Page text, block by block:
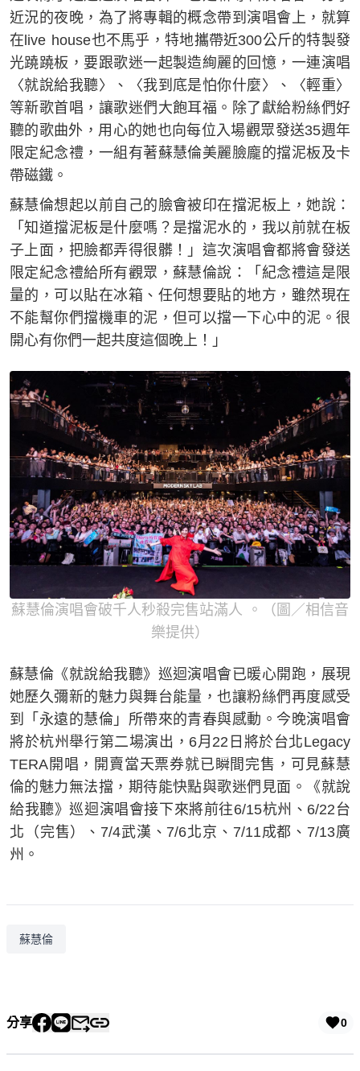
近況的夜晚，為了將專輯的概念帶到演唱會上，就算
在live house也不馬乎，特地攜帶近300公斤的特製發
光蹺蹺板，要跟歌迷一起製造絢麗的回憶，一連演唱
〈就說給我聽〉、〈我到底是怕你什麼〉、〈輕重〉
等新歌首唱，讓歌迷們大飽耳福。除了獻給粉絲們好
聽的歌曲外，用心的她也向每位入場觀眾發送35週年
限定紀念禮，一組有著蘇慧倫美麗臉龐的擋泥板及卡
帶磁鐵。
蘇慧倫想起以前自己的臉會被印在擋泥板上，她說：
「知道擋泥板是什麼嗎？是擋泥水的，我以前就在板
子上面，把臉都弄得很髒！」這次演唱會都將會發送
限定紀念禮給所有觀眾，蘇慧倫說：「紀念禮這是限
量的，可以貼在冰箱、任何想要貼的地方，雖然現在
不能幫你們擋機車的泥，但可以擋一下心中的泥。很
開心有你們一起共度這個晚上！」
蘇慧倫演唱會破千人秒殺完售站滿人 。（圖／相信音
樂提供）
蘇慧倫《就說給我聽》巡迴演唱會已暖心開跑，展現
她歷久彌新的魅力與舞台能量，也讓粉絲們再度感受
到「永遠的慧倫」所帶來的青春與感動。今晚演唱會
將於杭州舉行第二場演出，6月22日將於台北Legacy
TERA開唱，開賣當天票券就已瞬間完售，可見蘇慧
倫的魅力無法擋，期待能快點與歌迷們見面。《就說
給我聽》巡迴演唱會接下來將前往6/15杭州、6/22台
北（完售）、7/4武漢、7/6北京、7/11成都、7/13廣
州。
蘇慧倫
分享 0